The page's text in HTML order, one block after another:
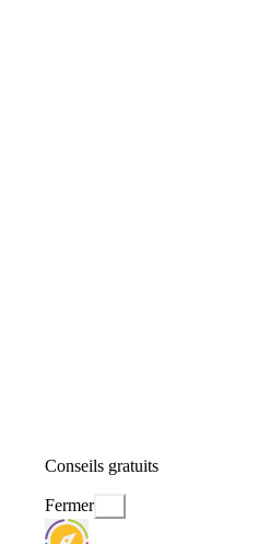
Conseils gratuits
Fermer